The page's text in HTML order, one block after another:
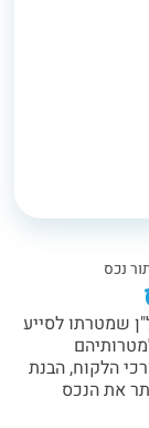
נכס
שמטרתו לסייע
הלקוח, הבנת
את הנכס